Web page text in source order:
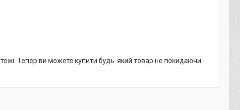
Тепер ви можете купити будь-який товар не покидаючи